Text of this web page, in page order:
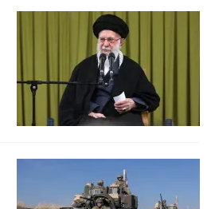
Photo
Infographic
Góc ảnh
Công nghệ
Hitech Công nghệ tương lai
Sản phẩm